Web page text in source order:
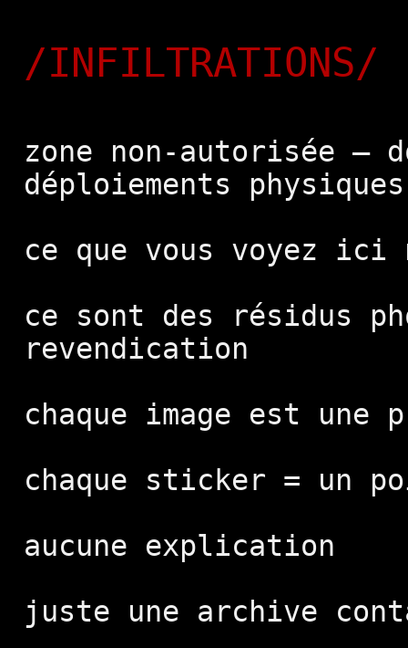
/INFILTRATIONS/
zone non-autorisée —
déploiements physiques
ce que vous voyez ici
ce sont des résidus
revendication
chaque image est une
chaque sticker = un
aucune explication